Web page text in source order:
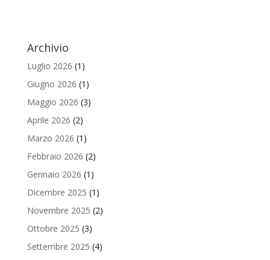
Archivio
Luglio 2026 (1)
Giugno 2026 (1)
Maggio 2026 (3)
Aprile 2026 (2)
Marzo 2026 (1)
Febbraio 2026 (2)
Gennaio 2026 (1)
Dicembre 2025 (1)
Novembre 2025 (2)
Ottobre 2025 (3)
Settembre 2025 (4)